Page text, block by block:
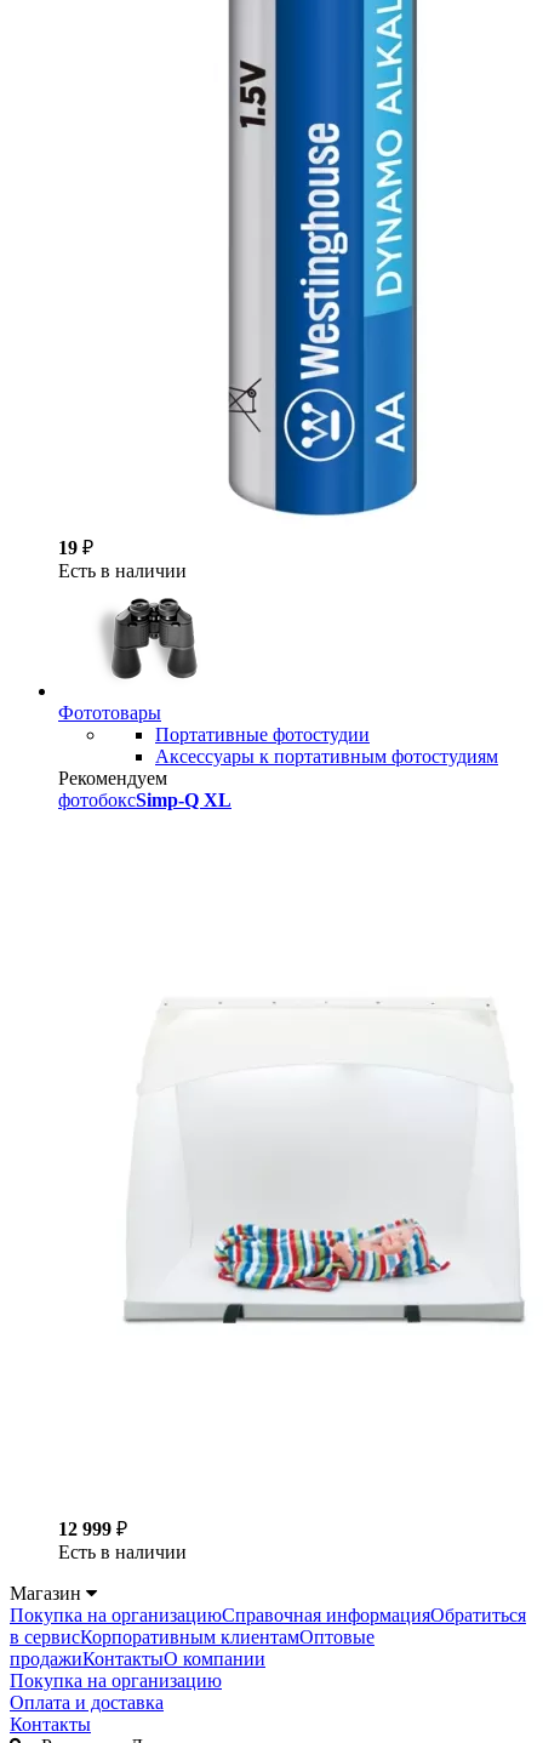
19 ₽
Есть в наличии
Фототовары
Портативные фотостудии
Аксессуары к портативным фотостудиям
Рекомендуем
фотобоксSimp-Q XL
12 999 ₽
Есть в наличии
Магазин
Покупка на организациюСправочная информацияОбратиться
в сервисКорпоративным клиентамОптовые
продажиКонтактыО компании
Покупка на организацию
Оплата и доставка
Контакты